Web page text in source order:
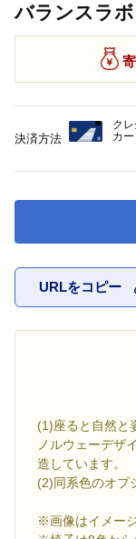
バランスラ
URLをコピー
(1)座ると自然と
ノルウェーデザ
造しています。
(2)同系色のオプ
※画像はイメージ
決済方法
クレ
カー